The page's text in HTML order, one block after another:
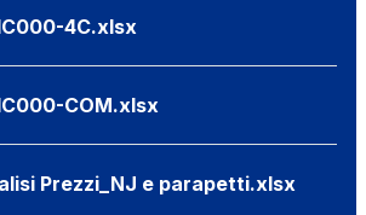
4C.xlsx
COM.xlsx
Prezzi_NJ e parapetti.xlsx